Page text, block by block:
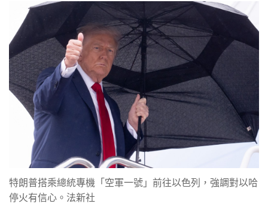
特朗普搭乘總統專機「空軍一號」前往以色列，強調對以哈
停火有信心。法新社